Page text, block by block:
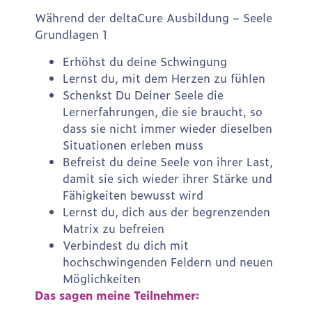
Während der deltaCure Ausbildung – Seele
Grundlagen 1
Erhöhst du deine Schwingung
Lernst du, mit dem Herzen zu fühlen
Schenkst Du Deiner Seele die
Lernerfahrungen, die sie braucht, so
dass sie nicht immer wieder dieselben
Situationen erleben muss
Befreist du deine Seele von ihrer Last,
damit sie sich wieder ihrer Stärke und
Fähigkeiten bewusst wird
Lernst du, dich aus der begrenzenden
Matrix zu befreien
Verbindest du dich mit
hochschwingenden Feldern und neuen
Möglichkeiten
Das sagen meine Teilnehmer: